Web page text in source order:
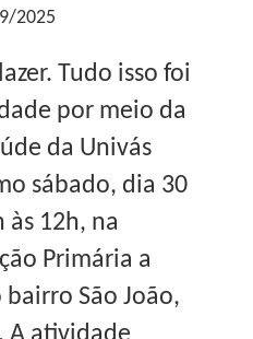
2025
Tudo isso foi
por meio da
da Univás
sábado, dia 30
às 12h, na
Primária a
bairro São João,